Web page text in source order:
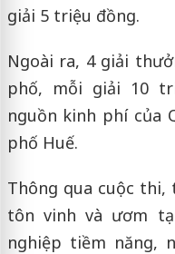
giải 5 triệu đồng.
Ngoài ra, 4 giải
phố, mỗi giải 10
nguồn kinh phí của
phố Huế.
Thông qua cuộc thi,
tôn vinh và ươm
nghiệp tiềm năng,